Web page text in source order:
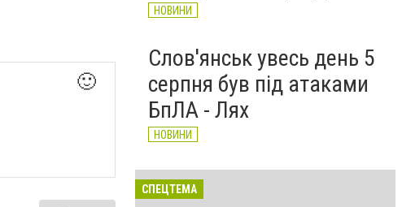
🙂
НОВИНИ
Слов'янськ увесь день 5
серпня був під атаками
БпЛА - Лях
НОВИНИ
СПЕЦТЕМА